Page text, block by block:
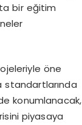
bir eğitim
öne
standartlarında
konumlanacak,
piyasaya